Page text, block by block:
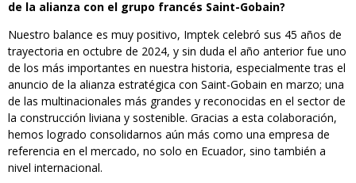
de la alianza con el grupo francés Saint-Gobain?
Nuestro balance es muy positivo, Imptek celebró sus 45 años de
trayectoria en octubre de 2024, y sin duda el año anterior fue uno
de los más importantes en nuestra historia, especialmente tras el
anuncio de la alianza estratégica con Saint-Gobain en marzo; una
de las multinacionales más grandes y reconocidas en el sector de
la construcción liviana y sostenible. Gracias a esta colaboración,
hemos logrado consolidarnos aún más como una empresa de
referencia en el mercado, no solo en Ecuador, sino también a
nivel internacional.